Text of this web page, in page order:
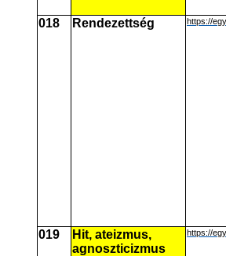
018 Rendezettség https://
019
Hit, ateizmus,
agnoszticizmus
https://